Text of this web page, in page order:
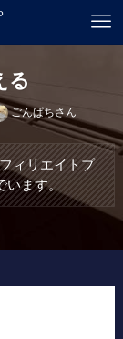
る
ごんぱちさん
ィリエイトプ
います。